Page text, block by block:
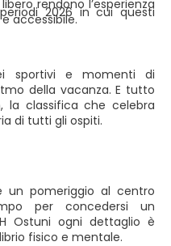
rendono l’esperienza
accessibile.2026 in cui questi
sportivi e momenti di
della vacanza. E tutto
la classifica che celebra
di tutti gli ospiti.
un pomeriggio al centro
per concedersi un
Ostuni ogni dettaglio è
fisico e mentale.